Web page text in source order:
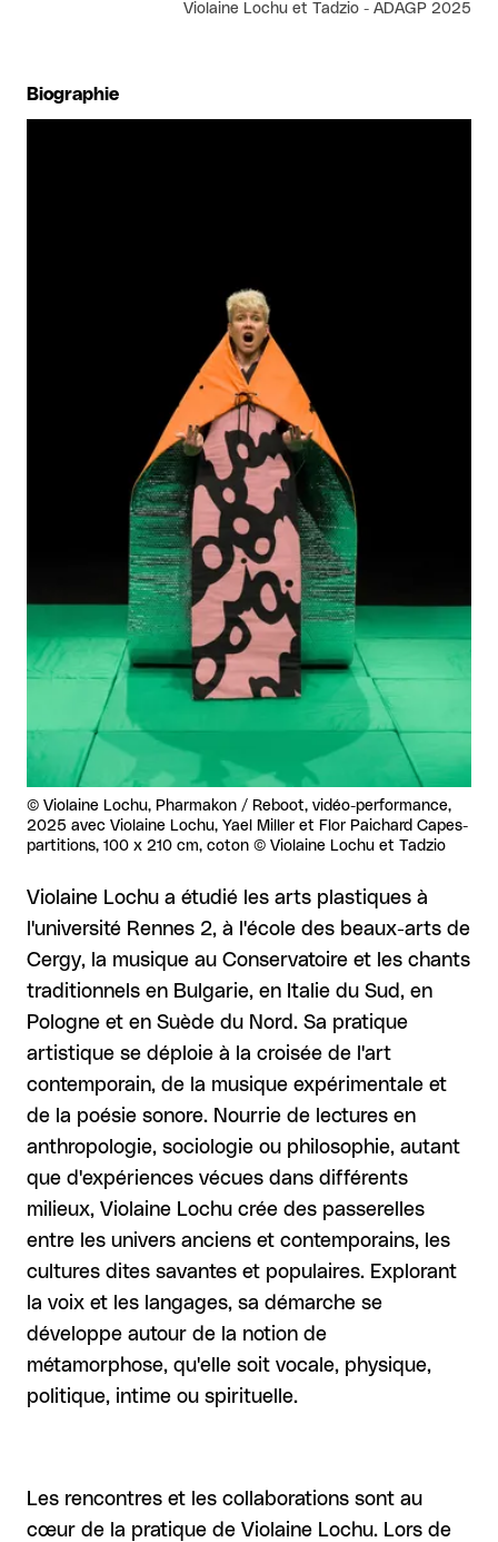
Violaine Lochu et Tadzio - ADAGP 2025
Biographie
Violaine Lochu a étudié les arts plastiques à
l'université Rennes 2, à l'école des beaux-arts de
Cergy, la musique au Conservatoire et les chants
traditionnels en Bulgarie, en Italie du Sud, en
Pologne et en Suède du Nord. Sa pratique
artistique se déploie à la croisée de l'art
contemporain, de la musique expérimentale et
de la poésie sonore. Nourrie de lectures en
anthropologie, sociologie ou philosophie, autant
que d'expériences vécues dans différents
milieux, Violaine Lochu crée des passerelles
entre les univers anciens et contemporains, les
cultures dites savantes et populaires. Explorant
la voix et les langages, sa démarche se
développe autour de la notion de
métamorphose, qu'elle soit vocale, physique,
politique, intime ou spirituelle.
Droits réservés :
© Violaine Lochu, Pharmakon / Reboot, vidéo-performance,
2025 avec Violaine Lochu, Yael Miller et Flor Paichard Capes-
partitions, 100 x 210 cm, coton © Violaine Lochu et Tadzio
Les rencontres et les collaborations sont au
cœur de la pratique de Violaine Lochu. Lors de